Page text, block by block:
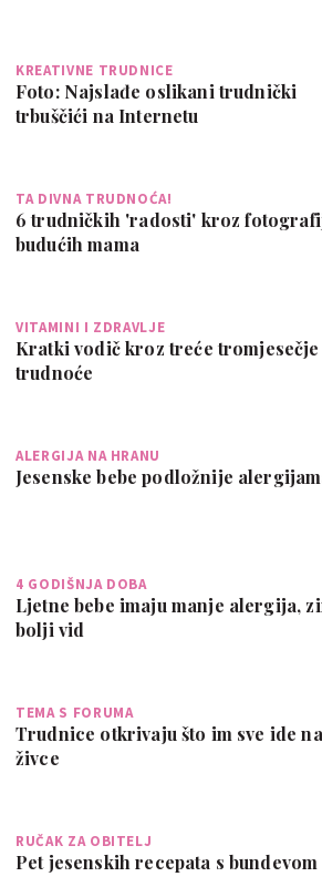
KREATIVNE TRUDNICE
Foto: Najslađe oslikani trudnički
trbuščići na Internetu
TA DIVNA TRUDNOĆA!
6 trudničkih 'radosti' kroz
budućih mama
VITAMINI I ZDRAVLJE
Kratki vodič kroz treće tromjesečje
trudnoće
ALERGIJA NA HRANU
Jesenske bebe podložnije
4 GODIŠNJA DOBA
Ljetne bebe imaju manje alergija,
bolji vid
TEMA S FORUMA
Trudnice otkrivaju što im sve ide na
živce
RUČAK ZA OBITELJ
Pet jesenskih recepata s bundevom